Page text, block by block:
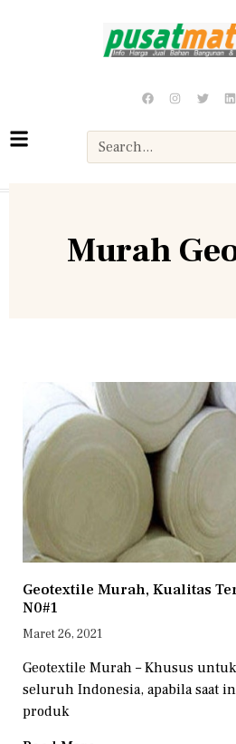
Murah
Geotextile Murah, Kualitas
N0#1
Maret 26, 2021
Geotextile Murah – Khusus
seluruh Indonesia, apabila saat
produk